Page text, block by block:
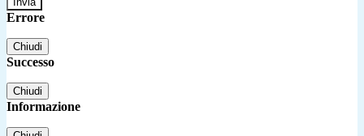
Errore
Chiudi
Successo
Chiudi
Informazione